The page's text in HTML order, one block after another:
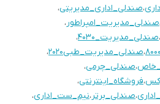
،صندلی_اداری_مدیریتی،
صندلی_مدیریت_امپراطور،
،صندلی_مدیریت_۴۰۳۰
،
،صندلی_مدیریت_طبی۲۰۲۰
،
،صندلی_چرمی،
،فروشگاه_اینترنتی،
،صندلی_برتر،نیم_ست_اداری،